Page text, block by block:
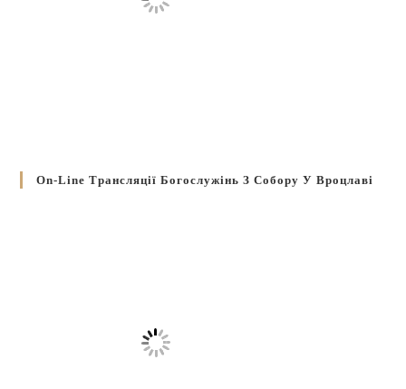
On-Line Трансляції Богослужінь З Собору У Вроцлаві